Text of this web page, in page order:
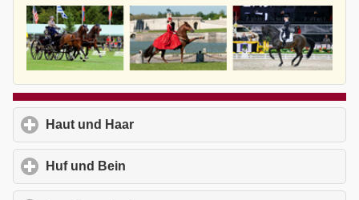
Haut und Haar
Huf und Bein